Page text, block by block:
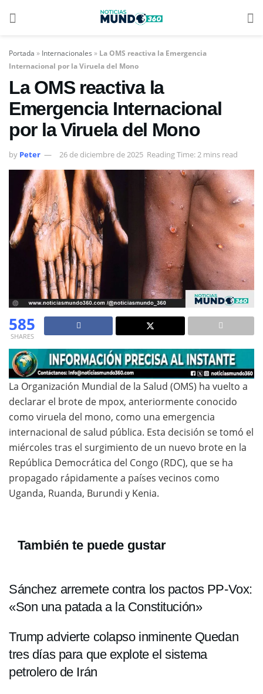
Portada » Internacionales » La OMS reactiva la Emergencia
Internacional por la Viruela del Mono
La OMS reactiva la
Emergencia Internacional
por la Viruela del Mono
by Peter 26 de diciembre de 2025 Reading Time: 2 mins read
585
SHARES
La Organización Mundial de la Salud (OMS) ha vuelto a
declarar el brote de mpox, anteriormente conocido
como viruela del mono, como una emergencia
internacional de salud pública. Esta decisión se tomó el
miércoles tras el surgimiento de un nuevo brote en la
República Democrática del Congo (RDC), que se ha
propagado rápidamente a países vecinos como
Uganda, Ruanda, Burundi y Kenia.
También te puede gustar
Sánchez arremete contra los pactos PP-Vox:
«Son una patada a la Constitución»
Trump advierte colapso inminente Quedan
tres días para que explote el sistema
petrolero de Irán